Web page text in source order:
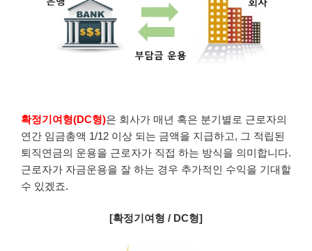
확정기여형(DC형)은 회사가 매년 혹은 분기별로 근로자의
연간 임금총액 1/12 이상 되는 금액을 지급하고, 그 적립된
퇴직연금의 운용을 근로자가 직접 하는 방식을 의미합니다.
근로자가 자금운용을 잘 하는 경우 추가적인 수익을 기대할
수 있겠죠.
[확정기여형 / DC형]